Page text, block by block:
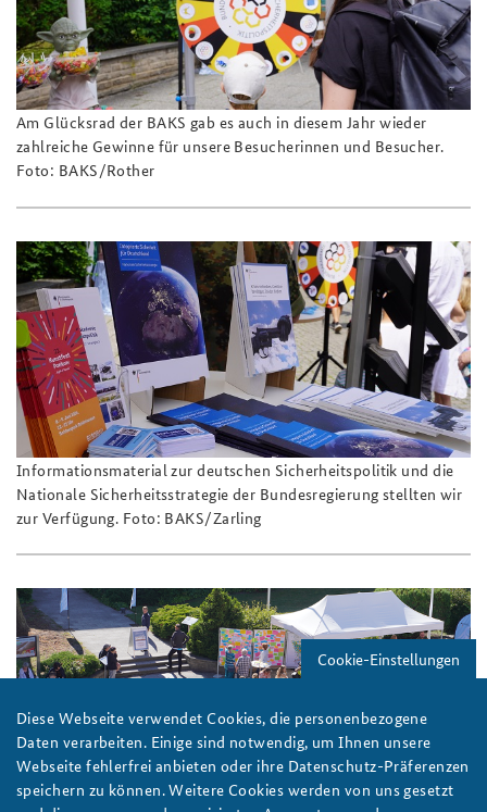
Am Glücksrad der BAKS gab es auch in diesem Jahr wieder
zahlreiche Gewinne für unsere Besucherinnen und Besucher.
Foto: BAKS/Rother
Informationsmaterial zur deutschen Sicherheitspolitik und die
Nationale Sicherheitsstrategie der Bundesregierung stellten wir
zur Verfügung. Foto: BAKS/Zarling
Cookie-Einstellungen
Diese Webseite verwendet Cookies, die personenbezogene
Daten verarbeiten. Einige sind notwendig, um Ihnen unsere
Webseite fehlerfrei anbieten oder ihre Datenschutz-Präferenzen
speichern zu können. Weitere Cookies werden von uns gesetzt